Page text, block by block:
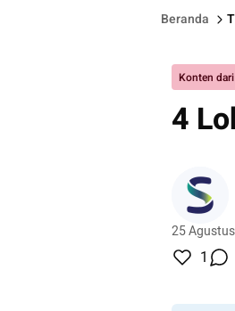
Beranda
Konten
4
25
1